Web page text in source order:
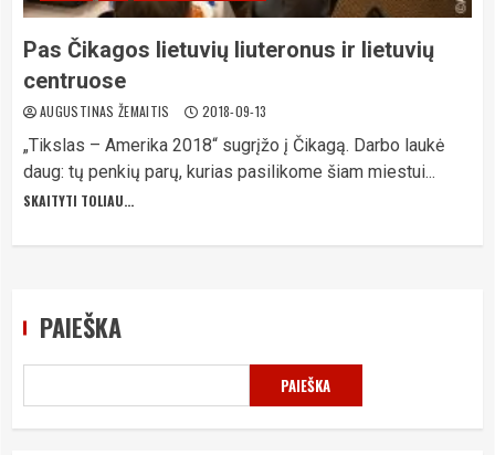
Pas Čikagos lietuvių liuteronus ir lietuvių
centruose
AUGUSTINAS ŽEMAITIS 2018-09-13
„Tikslas – Amerika 2018“ sugrįžo į Čikagą. Darbo laukė
daug: tų penkių parų, kurias pasilikome šiam miestui...
SKAITYTI TOLIAU...
PAIEŠKA
PAIEŠKA